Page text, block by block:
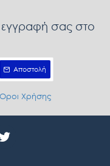
εγγραφή σας στο
Αποστολή
Όροι Χρήσης